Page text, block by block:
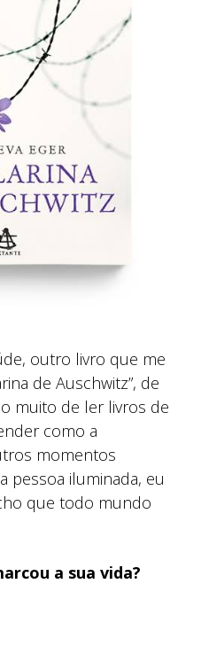
outro livro que me
de Auschwitz”, de
muito de ler livros de
como a
momentos
pessoa iluminada, eu
que todo mundo
a sua vida?